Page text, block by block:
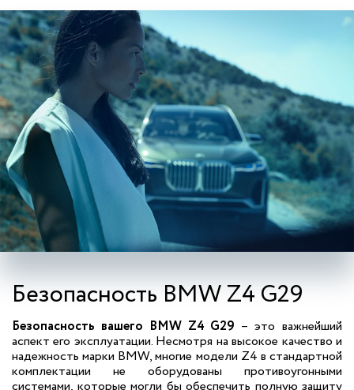
Безопасность BMW Z4 G29
Безопасность вашего BMW Z4 G29 – это важнейший
аспект его эксплуатации. Несмотря на высокое качество и
надежность марки BMW, многие модели Z4 в стандартной
комплектации не оборудованы противоугонными